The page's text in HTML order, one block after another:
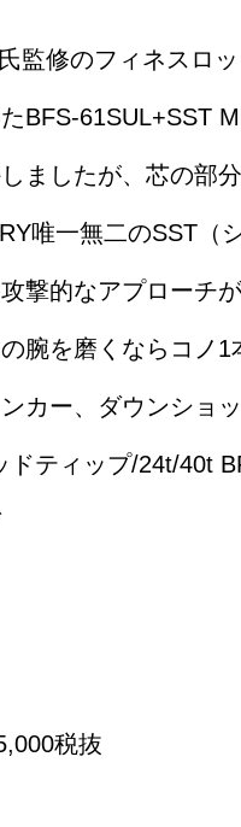
監修のフィネスロッ
BFS-61SUL+SST
ましたが、芯の部
唯一無二のSST（
撃的なアプローチ
腕を磨くならコノ1
カー、ダウンショ
ドティップ/24t/40t
税抜